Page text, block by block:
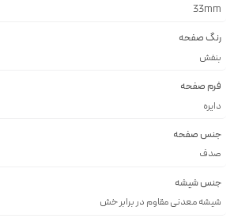
33mm
رنگ صفحه
بنفش
فرم صفحه
دايره
جنس صفحه
صدف
جنس شیشه
شيشه معدنى مقاوم در برابر خش